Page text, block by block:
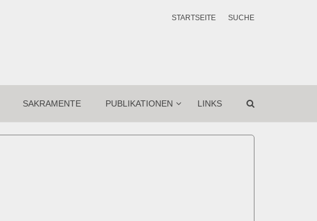
STARTSEITE SUCHE
SAKRAMENTE PUBLIKATIONEN LINKS